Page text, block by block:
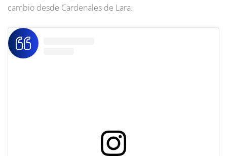
cambio desde Cardenales de Lara.